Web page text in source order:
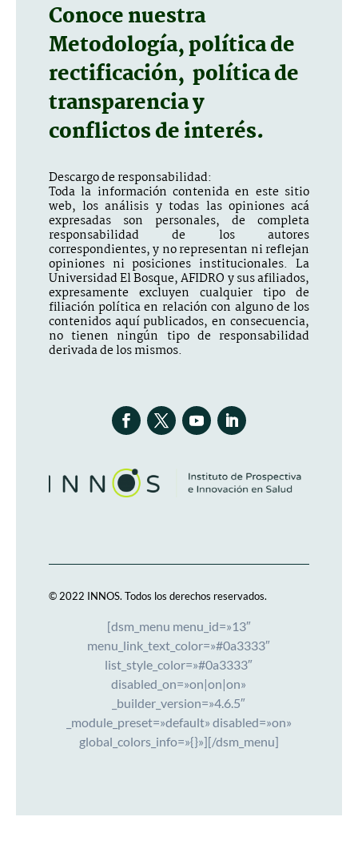
Conoce nuestra
Metodología, política de
rectificación, política de
transparencia y
conflictos de interés.
Descargo de responsabilidad:
Toda la información contenida en este sitio
web, los análisis y todas las opiniones acá
expresadas son personales, de completa
responsabilidad de los autores
correspondientes, y no representan ni reflejan
opiniones ni posiciones institucionales. La
Universidad El Bosque, AFIDRO y sus afiliados,
expresamente excluyen cualquier tipo de
filiación política en relación con alguno de los
contenidos aquí publicados, en consecuencia,
no tienen ningún tipo de responsabilidad
derivada de los mismos.
© 2022 INNOS. Todos los derechos reservados.
[dsm_menu menu_id=»13″
menu_link_text_color=»#0a3333″
list_style_color=»#0a3333″
disabled_on=»on|on|on»
_builder_version=»4.6.5″
_module_preset=»default» disabled=»on»
global_colors_info=»{}»][/dsm_menu]